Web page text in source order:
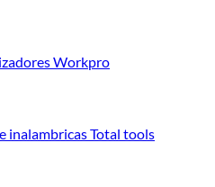
Workpro
inalambricas Total tools